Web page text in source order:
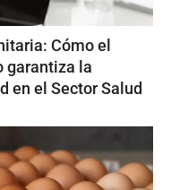
Cómo el
garantiza la
en el Sector Salud